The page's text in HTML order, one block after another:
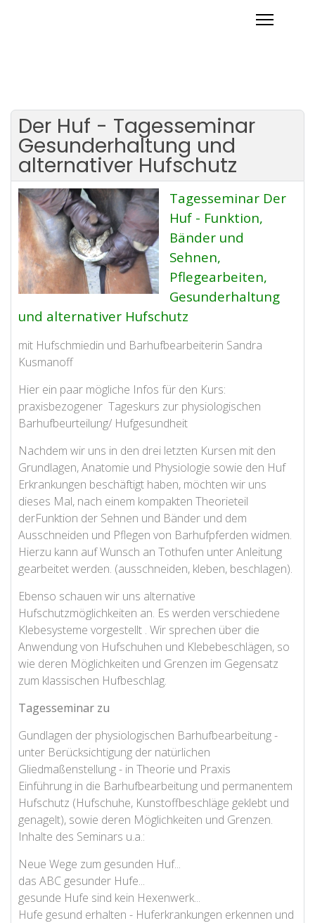
Der Huf - Tagesseminar
Gesunderhaltung und
alternativer Hufschutz
Tagesseminar Der
Huf - Funktion,
Bänder und
Sehnen,
Pflegearbeiten,
Gesunderhaltung
und alternativer Hufschutz
mit Hufschmiedin und Barhufbearbeiterin Sandra
Kusmanoff
Hier ein paar mögliche Infos für den Kurs:
praxisbezogener Tageskurs zur physiologischen
Barhufbeurteilung/ Hufgesundheit
Nachdem wir uns in den drei letzten Kursen mit den
Grundlagen, Anatomie und Physiologie sowie den Huf
Erkrankungen beschäftigt haben, möchten wir uns
dieses Mal, nach einem kompakten Theorieteil
derFunktion der Sehnen und Bänder und dem
Ausschneiden und Pflegen von Barhufpferden widmen.
Hierzu kann auf Wunsch an Tothufen unter Anleitung
gearbeitet werden. (ausschneiden, kleben, beschlagen).
Ebenso schauen wir uns alternative
Hufschutzmöglichkeiten an. Es werden verschiedene
Klebesysteme vorgestellt . Wir sprechen über die
Anwendung von Hufschuhen und Klebebeschlägen, so
wie deren Möglichkeiten und Grenzen im Gegensatz
zum klassischen Hufbeschlag.
Tagesseminar zu
Gundlagen der physiologischen Barhufbearbeitung -
unter Berücksichtigung der natürlichen
Gliedmaßenstellung - in Theorie und Praxis
Einführung in die Barhufbearbeitung und permanentem
Hufschutz (Hufschuhe, Kunstoffbeschläge geklebt und
genagelt), sowie deren Möglichkeiten und Grenzen.
Inhalte des Seminars u.a.:
Neue Wege zum gesunden Huf...
das ABC gesunder Hufe...
gesunde Hufe sind kein Hexenwerk...
Hufe gesund erhalten - Huferkrankungen erkennen und